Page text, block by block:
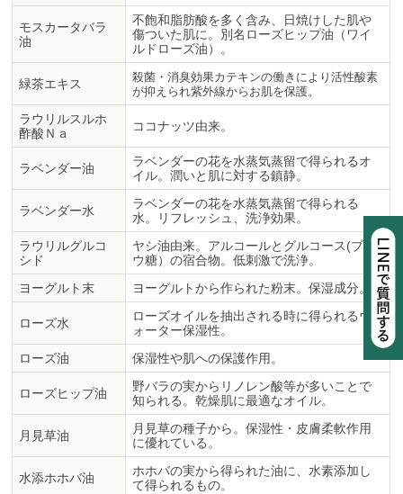
モスカータバラ
油
不飽和脂肪酸を多く含み、日焼けした肌や
傷ついた肌に。別名ローズヒップ油（ワイ
ルドローズ油）。
緑茶エキス
殺菌・消臭効果カテキンの働きにより活性酸素
が抑えられ紫外線からお肌を保護。
ラウリルスルホ
酢酸Ｎａ
ココナッツ由来。
ラベンダー油
ラベンダーの花を水蒸気蒸留で得られるオ
イル。潤いと肌に対する鎮静。
ラベンダー水
ラベンダーの花を水蒸気蒸留で得られる
水。リフレッシュ、洗浄効果。
ラウリルグルコ
シド
ヤシ油由来。アルコールとグルコース(ブド
ウ糖）の宿合物。低刺激で洗浄。
ヨーグルト末
ヨーグルトから作られた粉末。保湿成分。
ローズ水
ローズオイルを抽出される時に得られるウ
ォーター保湿性。
ローズ油
保湿性や肌への保護作用。
ローズヒップ油
野バラの実からリノレン酸等が多いことで
知られる。乾燥肌に最適なオイル。
月見草油
月見草の種子から。保湿性・皮膚柔軟作用
に優れている。
水添ホホバ油
ホホバの実から得られた油に、水素添加し
て得られるもの。